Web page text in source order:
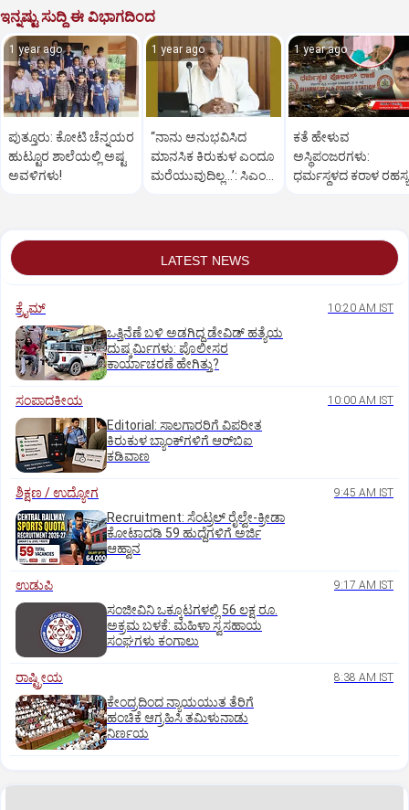
ಇನ್ನಷ್ಟು ಸುದ್ದಿ ಈ ವಿಭಾಗದಿಂದ
1 year ago
ಪುತ್ತೂರು: ಕೋಟಿ ಚೆನ್ನಯರ
ಹುಟ್ಟೂರ ಶಾಲೆಯಲ್ಲಿ ಅಷ್ಟ
ಅವಳಿಗಳು!
1 year ago
“ನಾನು ಅನುಭವಿಸಿದ
ಮಾನಸಿಕ ಕಿರುಕುಳ ಎಂದೂ
ಮರೆಯುವುದಿಲ್ಲ…’: ಸಿಎಂ
1 year ago
ಕತೆ ಹೇಳುವ
ಅಸ್ಥಿಪಂಜರಗಳು:
ಧರ್ಮಸ್ಥಳದ‌ ಕರಾಳ ರಹಸ್ಯ
LATEST NEWS
ಕ್ರೈಮ್ 10:20 AM IST
ಒತ್ತಿನೆಣೆ ಬಳಿ ಅಡಗಿದ್ದ ಡೇವಿಡ್‌ ಹತ್ಯೆಯ
ದುಷ್ಕರ್ಮಿಗಳು: ಪೊಲೀಸರ
ಕಾರ್ಯಾಚರಣೆ ಹೇಗಿತ್ತು?
ಸಂಪಾದಕೀಯ 10:00 AM IST
Editorial: ಸಾಲಗಾರರಿಗೆ ವಿಪರೀತ
ಕಿರುಕುಳ ಬ್ಯಾಂಕ್‌ಗಳಿಗೆ ಆರ್‌ಬಿಐ
ಕಡಿವಾಣ
ಶಿಕ್ಷಣ / ಉದ್ಯೋಗ 9:45 AM IST
Recruitment: ಸೆಂಟ್ರಲ್‌ ರೈಲ್ವೇ-ಕ್ರೀಡಾ
ಕೋಟಾದಡಿ 59 ಹುದ್ದೆಗಳಿಗೆ ಅರ್ಜಿ
ಆಹ್ವಾನ
ಉಡುಪಿ 9:17 AM IST
ಸಂಜೀವಿನಿ ಒಕ್ಕೂಟಗಳಲ್ಲಿ 56 ಲಕ್ಷ ರೂ.
ಅಕ್ರಮ ಬಳಕೆ: ಮಹಿಳಾ ಸ್ವಸಹಾಯ
ಸಂಘಗಳು ಕಂಗಾಲು
ರಾಷ್ಟ್ರೀಯ 8:38 AM IST
ಕೇಂದ್ರದಿಂದ ನ್ಯಾಯಯುತ ತೆರಿಗೆ
ಹಂಚಿಕೆ ಆಗ್ರಹಿಸಿ ತಮಿಳುನಾಡು
ನಿರ್ಣಯ